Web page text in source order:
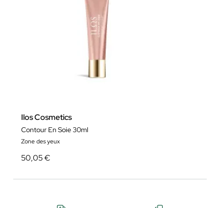
Ilos Cosmetics
Contour En Soie 30ml
Zone des yeux
50,05 €